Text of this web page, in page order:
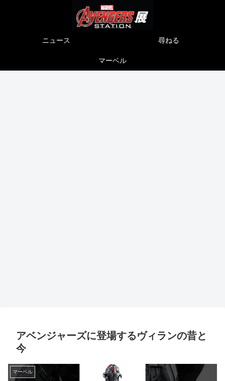
ニュース 尋ねる
マーベル
アベンジャーズに登場するヴィランの昔と
今
マーベル